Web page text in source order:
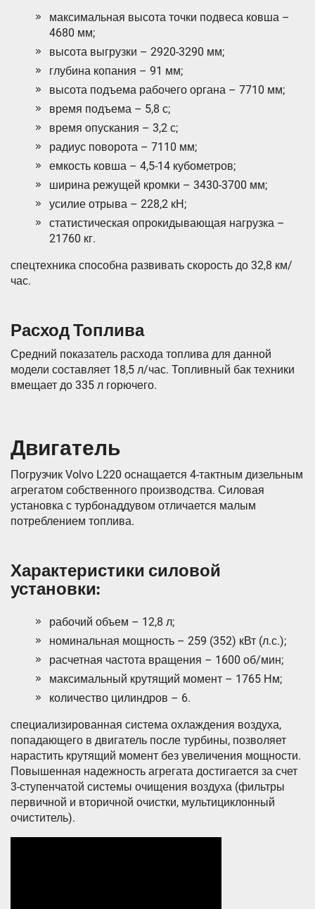
максимальная высота точки подвеса ковша –
4680 мм;
высота выгрузки – 2920-3290 мм;
глубина копания – 91 мм;
высота подъема рабочего органа – 7710 мм;
время подъема – 5,8 с;
время опускания – 3,2 с;
радиус поворота – 7110 мм;
емкость ковша – 4,5-14 кубометров;
ширина режущей кромки – 3430-3700 мм;
усилие отрыва – 228,2 кН;
статистическая опрокидывающая нагрузка –
21760 кг.
спецтехника способна развивать скорость до 32,8 км/
час.
Расход Топлива
Средний показатель расхода топлива для данной
модели составляет 18,5 л/час. Топливный бак техники
вмещает до 335 л горючего.
Двигатель
Погрузчик Volvo L220 оснащается 4-тактным дизельным
агрегатом собственного производства. Силовая
установка с турбонаддувом отличается малым
потреблением топлива.
Характеристики силовой
установки:
рабочий объем – 12,8 л;
номинальная мощность – 259 (352) кВт (л.с.);
расчетная частота вращения – 1600 об/мин;
максимальный крутящий момент – 1765 Нм;
количество цилиндров – 6.
специализированная система охлаждения воздуха,
попадающего в двигатель после турбины, позволяет
нарастить крутящий момент без увеличения мощности.
Повышенная надежность агрегата достигается за счет
3-ступенчатой системы очищения воздуха (фильтры
первичной и вторичной очистки, мультициклонный
очиститель).